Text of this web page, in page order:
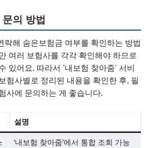
의 방법
락해 숨은보험금 여부를 확인하는 방법
여러 보험사를 각각 확인해야 하므로
있어요. 따라서 ‘내보험 찾아줌’ 서비
험사별로 정리된 내용을 확인한 후, 필
사에 문의하는 게 좋습니다.
설명
‘내보험 찾아줌’에서 통합 조회 가능